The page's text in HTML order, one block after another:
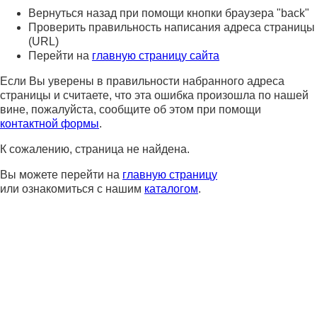
Вернуться назад при помощи кнопки браузера "back"
Проверить правильность написания адреса страницы
(URL)
Перейти на главную страницу сайта
Если Вы уверены в правильности набранного адреса
страницы и считаете, что эта ошибка произошла по нашей
вине, пожалуйста, сообщите об этом при помощи
контактной формы.
К сожалению, страница не найдена.
Вы можете перейти на главную страницу
или ознакомиться с нашим каталогом.